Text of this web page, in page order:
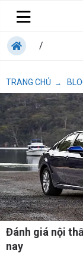
/
TRANG CHỦ →
Đánh giá nội
nay